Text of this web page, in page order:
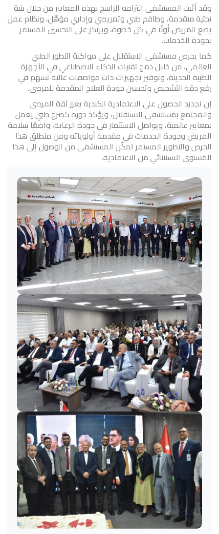
وقد أثبت المستشفى التزامه الراسخ بهذه المعايير من خلال بنية
تحتية متقدمة، وطاقم طبي وتمريضي وإداري مؤهَّل، ونظام عمل
يضع المريض أولًا في كل خطوة، ويرتكز على التحسين المستمر
لجودة الخدمات.
كما يحرص مستشفى الاستقلال على مواكبة التطور الطبي
العالمي، من خلال دمج تقنيات الذكاء الاصطناعي في الأجهزة
الطبية الحديثة، وتوفير تجهيزات ذات مواصفات عالية تسهم في
رفع دقة التشخيص وتحسين جودة العلاج المقدمة للمرضى.
إن تجديد الحصول على الاعتمادية الكندية يعزز ثقة المرضى
والمجتمع بمستشفى الاستقلال، ويؤكد دوره كصرح طبي يعمل
بمعايير عالمية، ويواصل الاستثمار في جودة الرعاية، واضعًا سلامة
المريض وجودة الخدمات في مقدمة أولوياته ومن منطلق هذا
الحرص والتطوير المستمر تمكّن المستشفى من الوصول إلى هذا
المستوى الاستثنائي من الاعتمادية.